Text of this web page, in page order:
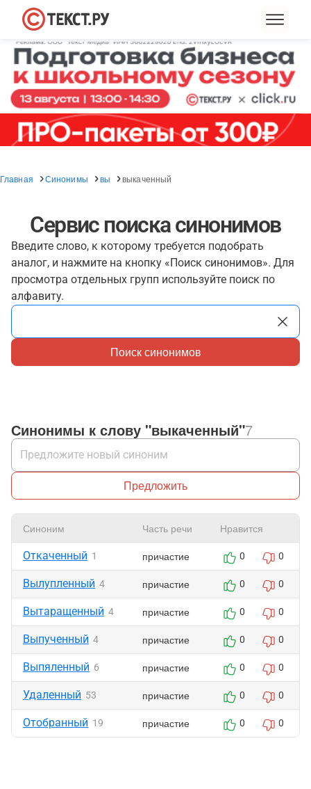
Главная Синонимы вы выкаченный
Сервис поиска синонимов
Введите слово, к которому требуется подобрать
аналог, и нажмите на кнопку «Поиск синонимов». Для
просмотра отдельных групп используйте поиск по
алфавиту.
Поиск синонимов
Синонимы к слову "выкаченный"7
Предложить
Синоним Часть речи Нравится
Откаченный 1 причастие 0 0
Вылупленный 4 причастие 0 0
Вытаращенный 4 причастие 0 0
Выпученный 4 причастие 0 0
Выпяленный 6 причастие 0 0
Удаленный 53 причастие 0 0
Отобранный 19 причастие 0 0